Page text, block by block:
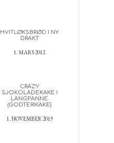
HVITLØKSBRØD I NY
DRAKT
1. MARS 2012
CRAZY
SJOKOLADEKAKE I
LANGPANNE
(GODTERIKAKE)
1. NOVEMBER 2019